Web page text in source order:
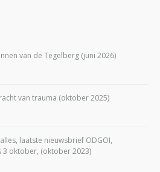
van de Tegelberg (juni 2026)
van trauma (oktober 2025)
laatste nieuwsbrief ODGOI,
oktober, (oktober 2023)